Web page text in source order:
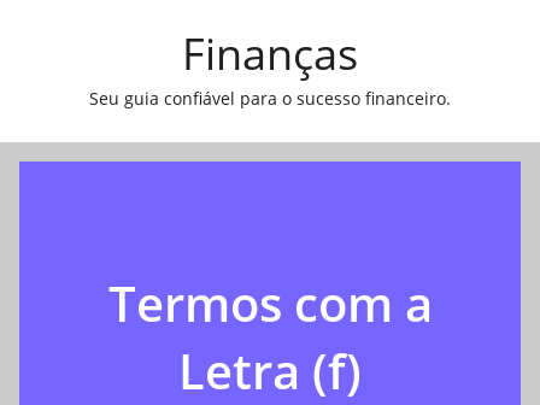
Finanças
Seu guia confiável para o sucesso financeiro.
Termos com a
Letra (f)